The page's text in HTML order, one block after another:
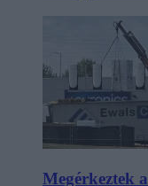
Megérkeztek